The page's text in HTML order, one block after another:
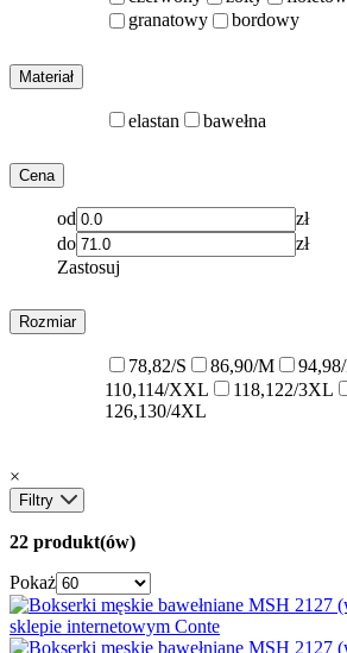
granatowy
bordowy
Materiał
elastan bawełna
Cena
od
zł
do
zł
Zastosuj
Rozmiar
78,82/S 86,90/M
110,114/XXL
118,122/3XL
126,130/4XL
×
Filtry
22 produkt(ów)
Pokaż